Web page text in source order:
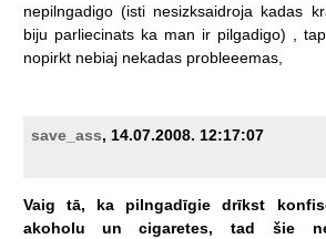
nepilngadigo (isti nesizksaidroja kadas
biju parliecinats ka man ir pilgadigo)
nopirkt nebiaj nekadas probleeemas,
save_ass, 14.07.2008. 12:17:07
Vaig tā, ka pilngadīgie drīkst
akoholu
un cigaretes, tad šie